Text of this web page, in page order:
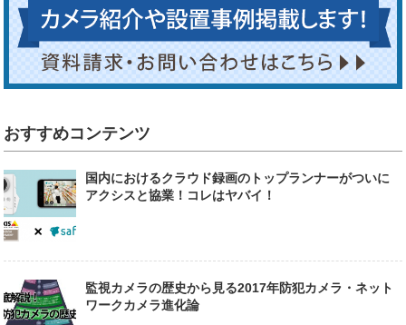
おすすめコンテンツ
国内におけるクラウド録画のトップランナーがついに
アクシスと協業！コレはヤバイ！
監視カメラの歴史から見る2017年防犯カメラ・ネット
ワークカメラ進化論